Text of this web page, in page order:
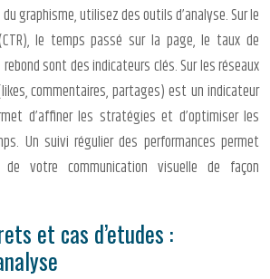
graphisme, utilisez des outils d’analyse. Sur le
le temps passé sur la page, le taux de
sont des indicateurs clés. Sur les réseaux
commentaires, partages) est un indicateur
d’affiner les stratégies et d’optimiser les
Un suivi régulier des performances permet
de votre communication visuelle de façon
et cas d’etudes :